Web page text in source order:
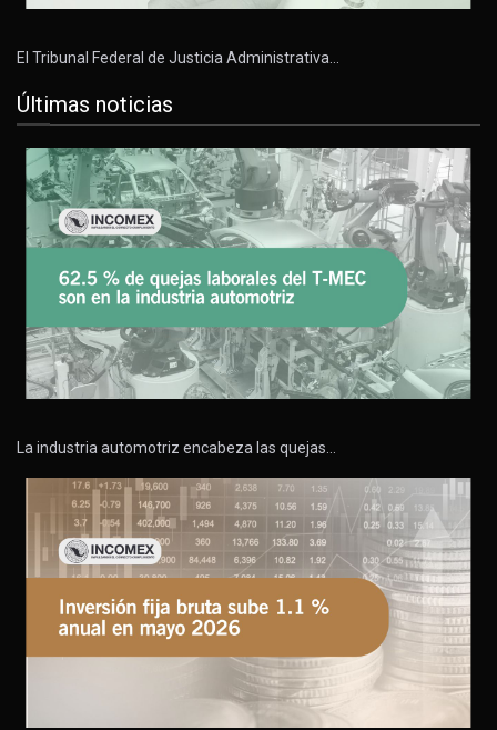
El Tribunal Federal de Justicia Administrativa…
Últimas noticias
La industria automotriz encabeza las quejas…